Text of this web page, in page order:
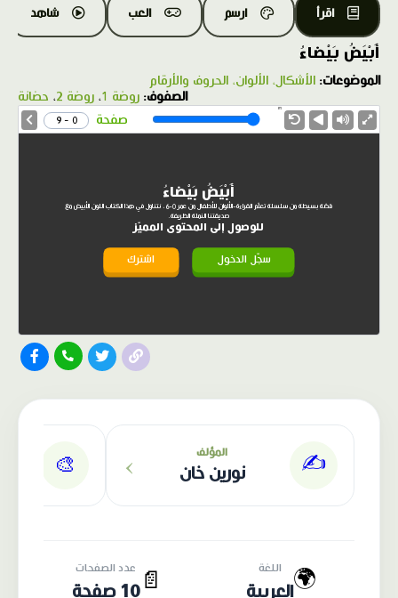
اقرأ ارسم العب شاهد
أَبْيَضُ بَيْضاءُ
الموضوعات: الأشكال، الألوان، الحروف والأرقام
الصفوف: روضة 1 ، روضة 2 ، حضانة
صفحة 0 - 9
أَبْيَضُ بَيْضاءُ
قصّة بسيطة من سلسلة تعلّم القراءة-الألوان للأطفال من عمر 0-6، نتناول في هذا الكتاب اللون الأبيض مع
صديقتنا النملة الظريفة.
للوصول إلى المحتوى المميّز
سجّل الدخول اشترك
✍️ المؤلف
نورين خان ›
🎨
🌍 اللغة
العربية 📄
عدد الصفحات
10 صفحة